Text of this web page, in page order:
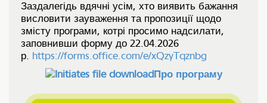
Заздалегідь вдячні усім, хто виявить бажання
висловити зауваження та пропозиції щодо
змісту програми, котрі просимо надсилати,
заповнивши форму до 22.04.2026
р. https://forms.office.com/e/xQzyTqznbg
Про програму